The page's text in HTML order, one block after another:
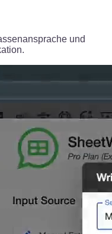
und